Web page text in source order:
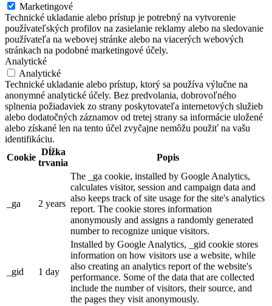
Marketingové
Technické ukladanie alebo prístup je potrebný na vytvorenie
používateľských profilov na zasielanie reklamy alebo na sledovanie
používateľa na webovej stránke alebo na viacerých webových
stránkach na podobné marketingové účely.
Analytické
Analytické
Technické ukladanie alebo prístup, ktorý sa používa výlučne na
anonymné analytické účely. Bez predvolania, dobrovoľného
splnenia požiadaviek zo strany poskytovateľa internetových služieb
alebo dodatočných záznamov od tretej strany sa informácie uložené
alebo získané len na tento účel zvyčajne nemôžu použiť na vašu
identifikáciu.
Cookie
Dĺžka
trvania
Popis
_ga 2 years
The _ga cookie, installed by Google Analytics,
calculates visitor, session and campaign data and
also keeps track of site usage for the site's analytics
report. The cookie stores information
anonymously and assigns a randomly generated
number to recognize unique visitors.
_gid 1 day
Installed by Google Analytics, _gid cookie stores
information on how visitors use a website, while
also creating an analytics report of the website's
performance. Some of the data that are collected
include the number of visitors, their source, and
the pages they visit anonymously.